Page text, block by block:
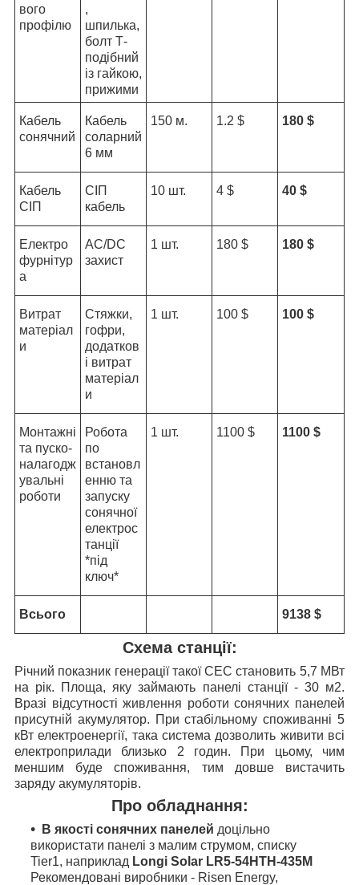
вого
профілю
,
шпилька,
болт Т-
подібний
із гайкою,
прижими
Кабель
сонячний
Кабель
соларний
6 мм
150 м. 1.2 $ 180 $
Кабель
СІП
СІП
кабель
10 шт. 4 $ 40 $
Електро
фурнітур
а
AC/DC
захист
1 шт. 180 $ 180 $
Витрат
матеріал
и
Стяжки,
гофри,
додатков
і витрат
матеріал
и
1 шт. 100 $ 100 $
Монтажні
та пуско-
налагодж
увальні
роботи
Робота
по
встановл
енню та
запуску
сонячної
електрос
танції
*під
ключ*
1 шт. 1100 $ 1100 $
Всього 9138 $
Схема станції:
Річний показник генерації такої СЕС становить 5,7 МВт
на рік. Площа, яку займають панелі станції - 30 м2.
Вразі відсутності живлення роботи сонячних панелей
присутній акумулятор. При стабільному споживанні 5
кВт електроенергії, така система дозволить живити всі
електроприлади близько 2 годин. При цьому, чим
меншим буде споживання, тим довше вистачить
заряду акумуляторів.
Про обладнання:
В якості сонячних панелей доцільно
використати панелі з малим струмом, списку
Tier1, наприклад Longi Solar LR5-54HTH-435M
Рекомендовані виробники - Risen Energy,